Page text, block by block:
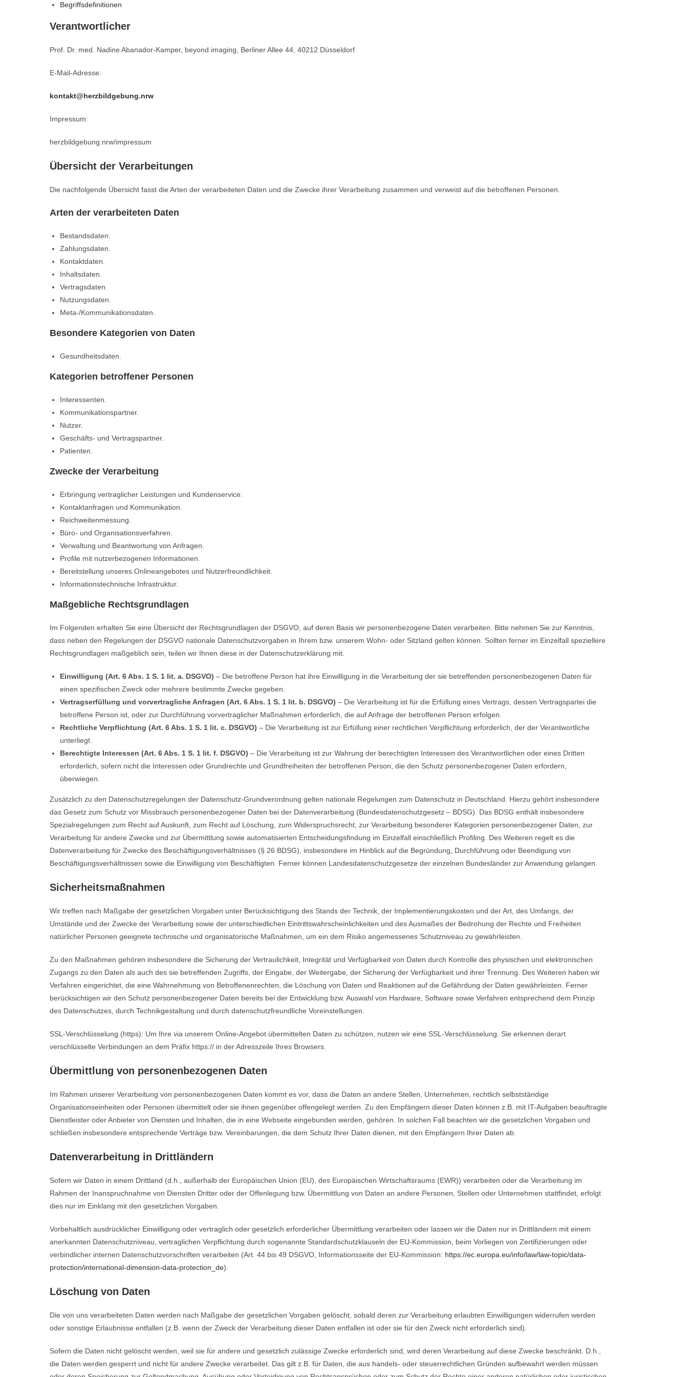
Begriffsdefinitionen
Verantwortlicher
Prof. Dr. med. Nadine Abanador-Kamper, beyond imaging, Berliner Allee 44, 40212 Düsseldorf
E-Mail-Adresse:
kontakt@herzbildgebung.nrw
Impressum:
herzbildgebung.nrw/impressum
Übersicht der Verarbeitungen
Die nachfolgende Übersicht fasst die Arten der verarbeiteten Daten und die Zwecke ihrer Verarbeitung zusammen und verweist auf die betroffenen Personen.
Arten der verarbeiteten Daten
Bestandsdaten.
Zahlungsdaten.
Kontaktdaten.
Inhaltsdaten.
Vertragsdaten.
Nutzungsdaten.
Meta-/Kommunikationsdaten.
Besondere Kategorien von Daten
Gesundheitsdaten.
Kategorien betroffener Personen
Interessenten.
Kommunikationspartner.
Nutzer.
Geschäfts- und Vertragspartner.
Patienten.
Zwecke der Verarbeitung
Erbringung vertraglicher Leistungen und Kundenservice.
Kontaktanfragen und Kommunikation.
Reichweitenmessung.
Büro- und Organisationsverfahren.
Verwaltung und Beantwortung von Anfragen.
Profile mit nutzerbezogenen Informationen.
Bereitstellung unseres Onlineangebotes und Nutzerfreundlichkeit.
Informationstechnische Infrastruktur.
Maßgebliche Rechtsgrundlagen
Im Folgenden erhalten Sie eine Übersicht der Rechtsgrundlagen der DSGVO, auf deren Basis wir personenbezogene Daten verarbeiten. Bitte nehmen Sie zur Kenntnis,
dass neben den Regelungen der DSGVO nationale Datenschutzvorgaben in Ihrem bzw. unserem Wohn- oder Sitzland gelten können. Sollten ferner im Einzelfall speziellere
Rechtsgrundlagen maßgeblich sein, teilen wir Ihnen diese in der Datenschutzerklärung mit.
Einwilligung (Art. 6 Abs. 1 S. 1 lit. a. DSGVO) – Die betroffene Person hat ihre Einwilligung in die Verarbeitung der sie betreffenden personenbezogenen Daten für
einen spezifischen Zweck oder mehrere bestimmte Zwecke gegeben.
Vertragserfüllung und vorvertragliche Anfragen (Art. 6 Abs. 1 S. 1 lit. b. DSGVO) – Die Verarbeitung ist für die Erfüllung eines Vertrags, dessen Vertragspartei die
betroffene Person ist, oder zur Durchführung vorvertraglicher Maßnahmen erforderlich, die auf Anfrage der betroffenen Person erfolgen.
Rechtliche Verpflichtung (Art. 6 Abs. 1 S. 1 lit. c. DSGVO) – Die Verarbeitung ist zur Erfüllung einer rechtlichen Verpflichtung erforderlich, der der Verantwortliche
unterliegt.
Berechtigte Interessen (Art. 6 Abs. 1 S. 1 lit. f. DSGVO) – Die Verarbeitung ist zur Wahrung der berechtigten Interessen des Verantwortlichen oder eines Dritten
erforderlich, sofern nicht die Interessen oder Grundrechte und Grundfreiheiten der betroffenen Person, die den Schutz personenbezogener Daten erfordern,
überwiegen.
Zusätzlich zu den Datenschutzregelungen der Datenschutz-Grundverordnung gelten nationale Regelungen zum Datenschutz in Deutschland. Hierzu gehört insbesondere
das Gesetz zum Schutz vor Missbrauch personenbezogener Daten bei der Datenverarbeitung (Bundesdatenschutzgesetz – BDSG). Das BDSG enthält insbesondere
Spezialregelungen zum Recht auf Auskunft, zum Recht auf Löschung, zum Widerspruchsrecht, zur Verarbeitung besonderer Kategorien personenbezogener Daten, zur
Verarbeitung für andere Zwecke und zur Übermittlung sowie automatisierten Entscheidungsfindung im Einzelfall einschließlich Profiling. Des Weiteren regelt es die
Datenverarbeitung für Zwecke des Beschäftigungsverhältnisses (§ 26 BDSG), insbesondere im Hinblick auf die Begründung, Durchführung oder Beendigung von
Beschäftigungsverhältnissen sowie die Einwilligung von Beschäftigten. Ferner können Landesdatenschutzgesetze der einzelnen Bundesländer zur Anwendung gelangen.
Sicherheitsmaßnahmen
Wir treffen nach Maßgabe der gesetzlichen Vorgaben unter Berücksichtigung des Stands der Technik, der Implementierungskosten und der Art, des Umfangs, der
Umstände und der Zwecke der Verarbeitung sowie der unterschiedlichen Eintrittswahrscheinlichkeiten und des Ausmaßes der Bedrohung der Rechte und Freiheiten
natürlicher Personen geeignete technische und organisatorische Maßnahmen, um ein dem Risiko angemessenes Schutzniveau zu gewährleisten.
Zu den Maßnahmen gehören insbesondere die Sicherung der Vertraulichkeit, Integrität und Verfügbarkeit von Daten durch Kontrolle des physischen und elektronischen
Zugangs zu den Daten als auch des sie betreffenden Zugriffs, der Eingabe, der Weitergabe, der Sicherung der Verfügbarkeit und ihrer Trennung. Des Weiteren haben wir
Verfahren eingerichtet, die eine Wahrnehmung von Betroffenenrechten, die Löschung von Daten und Reaktionen auf die Gefährdung der Daten gewährleisten. Ferner
berücksichtigen wir den Schutz personenbezogener Daten bereits bei der Entwicklung bzw. Auswahl von Hardware, Software sowie Verfahren entsprechend dem Prinzip
des Datenschutzes, durch Technikgestaltung und durch datenschutzfreundliche Voreinstellungen.
SSL-Verschlüsselung (https): Um Ihre via unserem Online-Angebot übermittelten Daten zu schützen, nutzen wir eine SSL-Verschlüsselung. Sie erkennen derart
verschlüsselte Verbindungen an dem Präfix https:// in der Adresszeile Ihres Browsers.
Übermittlung von personenbezogenen Daten
Im Rahmen unserer Verarbeitung von personenbezogenen Daten kommt es vor, dass die Daten an andere Stellen, Unternehmen, rechtlich selbstständige
Organisationseinheiten oder Personen übermittelt oder sie ihnen gegenüber offengelegt werden. Zu den Empfängern dieser Daten können z.B. mit IT-Aufgaben beauftragte
Dienstleister oder Anbieter von Diensten und Inhalten, die in eine Webseite eingebunden werden, gehören. In solchen Fall beachten wir die gesetzlichen Vorgaben und
schließen insbesondere entsprechende Verträge bzw. Vereinbarungen, die dem Schutz Ihrer Daten dienen, mit den Empfängern Ihrer Daten ab.
Datenverarbeitung in Drittländern
Sofern wir Daten in einem Drittland (d.h., außerhalb der Europäischen Union (EU), des Europäischen Wirtschaftsraums (EWR)) verarbeiten oder die Verarbeitung im
Rahmen der Inanspruchnahme von Diensten Dritter oder der Offenlegung bzw. Übermittlung von Daten an andere Personen, Stellen oder Unternehmen stattfindet, erfolgt
dies nur im Einklang mit den gesetzlichen Vorgaben.
Vorbehaltlich ausdrücklicher Einwilligung oder vertraglich oder gesetzlich erforderlicher Übermittlung verarbeiten oder lassen wir die Daten nur in Drittländern mit einem
anerkannten Datenschutzniveau, vertraglichen Verpflichtung durch sogenannte Standardschutzklauseln der EU-Kommission, beim Vorliegen von Zertifizierungen oder
verbindlicher internen Datenschutzvorschriften verarbeiten (Art. 44 bis 49 DSGVO, Informationsseite der EU-Kommission: https://ec.europa.eu/info/law/law-topic/data-
protection/international-dimension-data-protection_de).
Löschung von Daten
Die von uns verarbeiteten Daten werden nach Maßgabe der gesetzlichen Vorgaben gelöscht, sobald deren zur Verarbeitung erlaubten Einwilligungen widerrufen werden
oder sonstige Erlaubnisse entfallen (z.B. wenn der Zweck der Verarbeitung dieser Daten entfallen ist oder sie für den Zweck nicht erforderlich sind).
Sofern die Daten nicht gelöscht werden, weil sie für andere und gesetzlich zulässige Zwecke erforderlich sind, wird deren Verarbeitung auf diese Zwecke beschränkt. D.h.,
die Daten werden gesperrt und nicht für andere Zwecke verarbeitet. Das gilt z.B. für Daten, die aus handels- oder steuerrechtlichen Gründen aufbewahrt werden müssen